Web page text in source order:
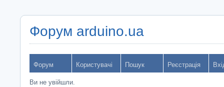
Форум arduino.ua
Форум Користувачі Пошук Реєстрація
Ви не увійшли.